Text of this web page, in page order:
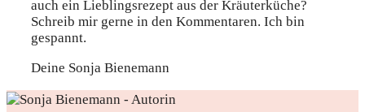
auch ein Lieblingsrezept aus der Kräuterküche?
Schreib mir gerne in den Kommentaren. Ich bin
gespannt.
Deine Sonja Bienemann